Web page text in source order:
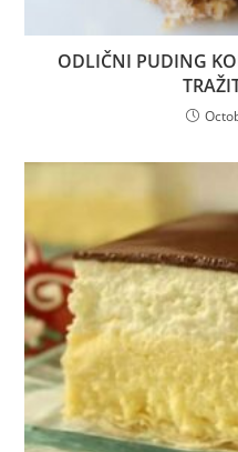
ODLIČNI PUDING